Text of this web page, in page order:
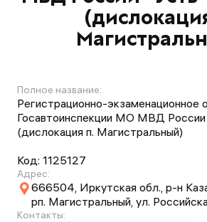
Полное название:
Регистрационно-экзаменационное
Госавтоинспекции МО МВД
(дислокация п. Магистральный)
Код: 1125127
Адрес:
666504, Иркутская обл., р-н
рп. Магистральный, ул.
Контакты: